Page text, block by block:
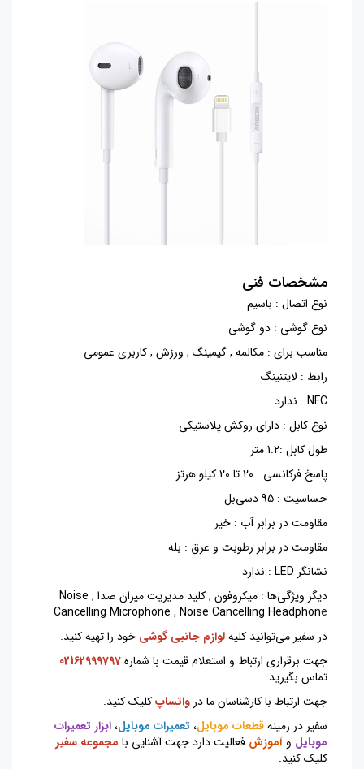
مشخصات فنی
نوع اتصال : باسیم
نوع گوشی : دو گوشی
مناسب برای : مکالمه , گیمینگ , ورزش , کاربری عمومی
رابط : لایتنینگ
NFC : ندارد
نوع کابل : دارای روکش پلاستیکی
طول کابل :1.2 متر
پاسخ فرکانسی : 20 تا 20 کیلو هرتز
حساسیت : 95 دسی‌بل
مقاومت در برابر آب : خیر
مقاومت در برابر رطوبت و عرق : بله
نشانگر LED : ندارد
دیگر ویژگی‌ها : میکروفون , کلید مدیریت میزان صدا , Noise
Cancelling Microphone , Noise Cancelling Headphone
در سفیر می‌توانید کلیهلوازم جانبی گوشی خود را تهیه کنید.
جهت برقراری ارتباط و استعلام قیمت با شماره02162999797
تماس بگیرید.
جهت ارتباط با کارشناسان ما در واتساپکلیک کنید.
سفیر در زمینهقطعات موبایل، تعمیرات موبایل،ابزار تعمیرات
موبایل و آموزش فعالیت دارد جهت آشنایی با مجموعه سفیر
کلیک کنید.